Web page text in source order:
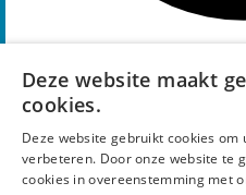
Pak deze codeA10
10%
kortingscode
Profiteer nu van10%
Deze website maakt
cookies.
Deze website gebruikt cookies
verbeteren. Door onze website te
cookies in overeenstemming met